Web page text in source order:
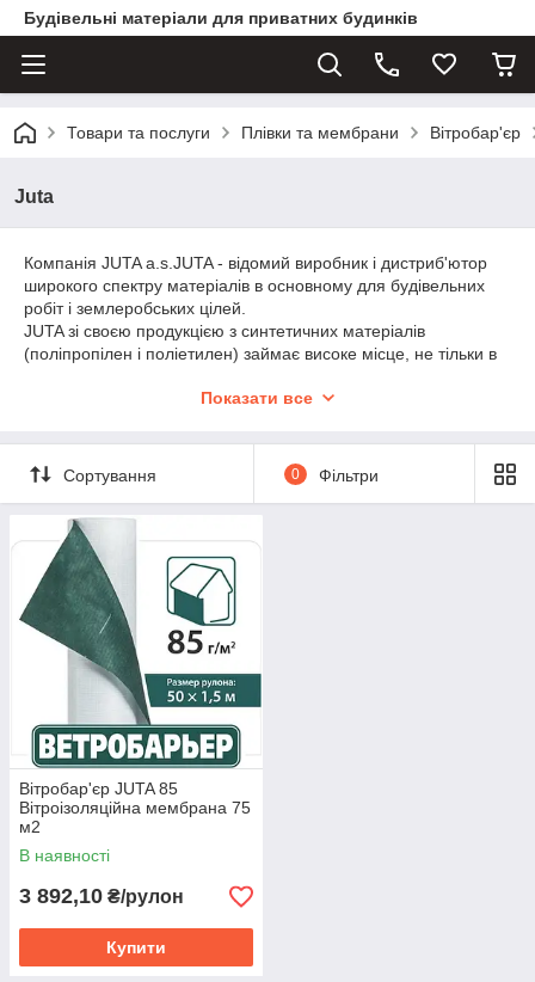
Будівельні матеріали для приватних будинків
Товари та послуги Плівки та мембрани Вітробар'єр
Juta
Компанія JUTA a.s.JUTA - відомий виробник і дистриб'ютор
широкого спектру матеріалів в основному для будівельних
робіт і землеробських цілей.
JUTA зі своєю продукцією з синтетичних матеріалів
(поліпропілен і поліетилен) займає високе місце, не тільки в
JUTA - це 11 заводів і близько 2000 працівників. Сучасне
високу якість продукції. Більшість заводів мають сертифікат
якості ISO2002.
Річний оборот фірми становить 80 000 000 доларів в рік. 75%
Показати все
Сортування 0 Фільтри
Вітробар'єр JUTA 85
Вітроізоляційна мембрана 75
м2
В наявності
3 892,10 ₴/рулон
Купити